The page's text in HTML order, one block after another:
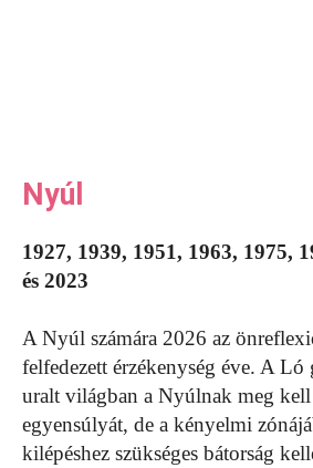
Nyúl
1927, 1939, 1951, 1963, 1975,
és 2023
A Nyúl számára 2026 az
felfedezett érzékenység éve. A
uralt világban a Nyúlnak meg
egyensúlyát, de a kényelmi
kilépéshez szükséges bátorság